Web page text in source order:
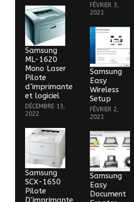
Samsung
ML-1620
Mono Laser
Pilote
d’imprimante
et logiciel
DÉCEMBRE 13,
2022
Samsung
SCX-1650
Pilote
D’imprimante
FÉVRIER 3,
2021
Samsung
Easy
Wireless
Setup
FÉVRIER 2,
2021
Samsung
Easy
Document